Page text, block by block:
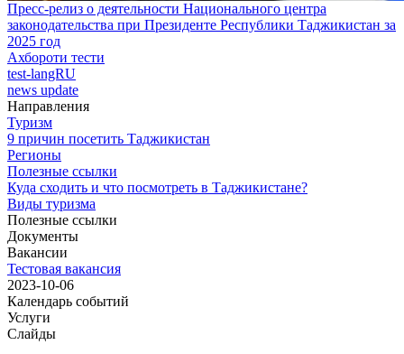
Пресс-релиз о деятельности Национального центра
законодательства при Президенте Республики Таджикистан за
2025 год
Ахбороти тести
test-langRU
news update
Направления
Туризм
9 причин посетить Таджикистан
Регионы
Полезные ссылки
Куда сходить и что посмотреть в Таджикистане?
Виды туризма
Полезные ссылки
Документы
Вакансии
Тестовая вакансия
2023-10-06
Календарь событий
Услуги
Слайды